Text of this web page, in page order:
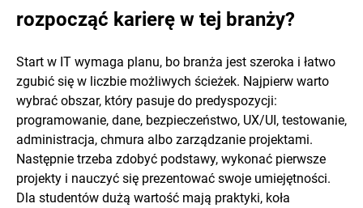
rozpocząć karierę w tej branży?
Start w IT wymaga planu, bo branża jest szeroka i łatwo
zgubić się w liczbie możliwych ścieżek. Najpierw warto
wybrać obszar, który pasuje do predyspozycji:
programowanie, dane, bezpieczeństwo, UX/UI, testowanie,
administracja, chmura albo zarządzanie projektami.
Następnie trzeba zdobyć podstawy, wykonać pierwsze
projekty i nauczyć się prezentować swoje umiejętności.
Dla studentów dużą wartość mają praktyki, koła